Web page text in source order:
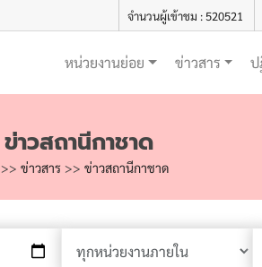
จำนวนผู้เข้าชม : 520521
หน่วยงานย่อย ข่าวสาร
ข่าวสถานีกาชาด
>> ข่าวสาร >> ข่าวสถานีกาชาด